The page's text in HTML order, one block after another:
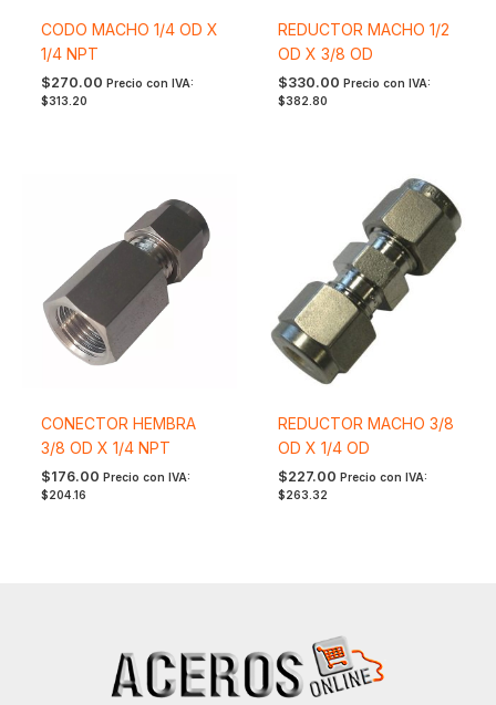
CODO MACHO 1/4 OD X
1/4 NPT
$270.00 Precio con IVA:
$313.20
REDUCTOR MACHO 1/2
OD X 3/8 OD
$330.00 Precio con IVA:
$382.80
CONECTOR HEMBRA
3/8 OD X 1/4 NPT
$176.00 Precio con IVA:
$204.16
REDUCTOR MACHO 3/8
OD X 1/4 OD
$227.00 Precio con IVA:
$263.32